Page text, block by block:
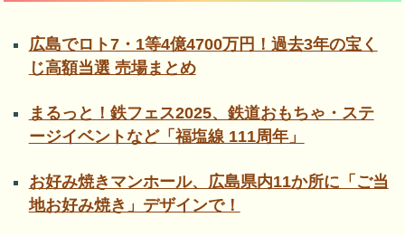
広島でロト7・1等4億4700万円！過去3年の宝く
じ高額当選 売場まとめ
まるっと！鉄フェス2025、鉄道おもちゃ・ステ
ージイベントなど「福塩線 111周年」
お好み焼きマンホール、広島県内11か所に「ご当
地お好み焼き」デザインで！